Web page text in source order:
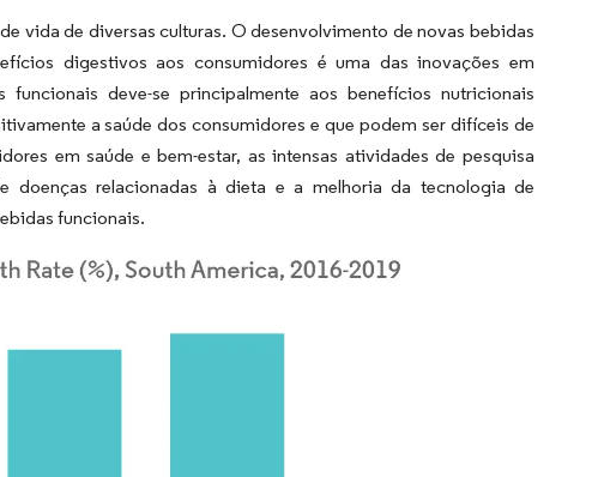
vida de diversas culturas. O desenvolvimento de novas bebidas
digestivos aos consumidores é uma das inovações em
deve-se principalmente aos benefícios nutricionais
a saúde dos consumidores e que podem ser difíceis de
em saúde e bem-estar, as intensas atividades de pesquisa
doenças relacionadas à dieta e a melhoria da tecnologia de
funcionais.